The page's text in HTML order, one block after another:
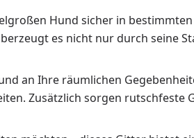
Hund sicher in
es nicht nur durch seine
an Ihre räumlichen
Zusätzlich sorgen rutschfeste